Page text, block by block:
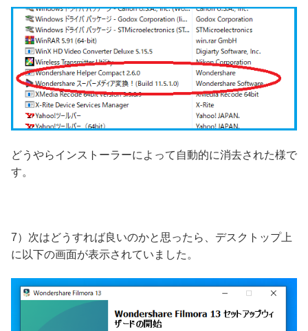
どうやらインストーラーによって自動的に消去された様で
す。
7）次はどうすれば良いのかと思ったら、デスクトップ上
に以下の画面が表示されていました。